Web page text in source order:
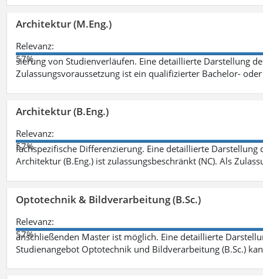
Architektur (M.Eng.)
Relevanz:
57%
sierung von Studienverläufen. Eine detaillierte Darstellung
Zulassungsvoraussetzung ist ein qualifizierter Bachelor-
Architektur (B.Eng.)
Relevanz:
57%
fachspezifische Differenzierung. Eine detaillierte
Architektur (B.Eng.) ist zulassungsbeschränkt (NC). Als
Optotechnik & Bildverarbeitung (B.Sc.)
Relevanz:
57%
anschließenden Master ist möglich. Eine detaillierte
Studienangebot Optotechnik und Bildverarbeitung (B.Sc.)